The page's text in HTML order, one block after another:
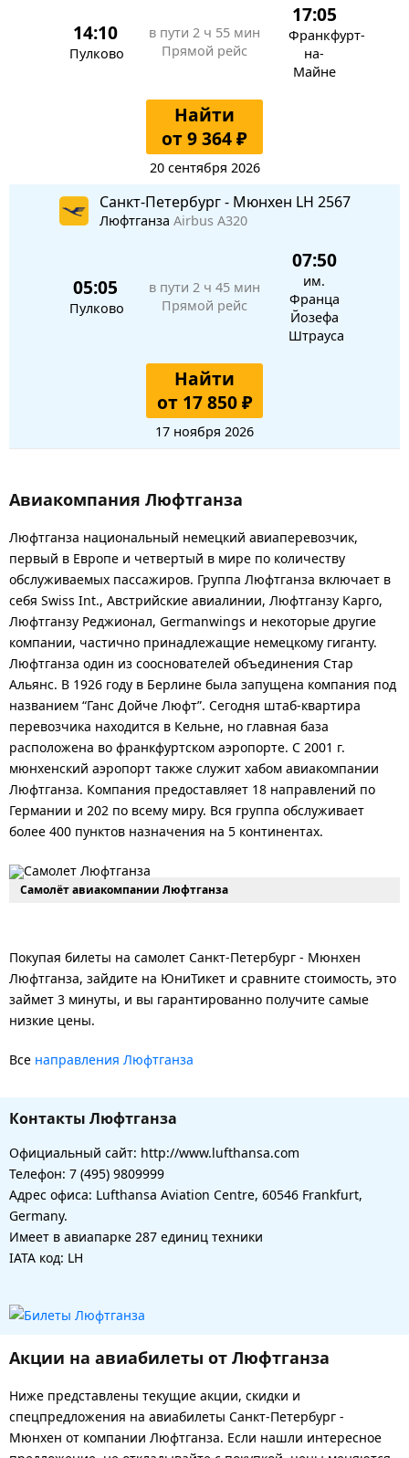
14:10
Пулково
в пути 2 ч 55 мин
Прямой рейс
17:05
Франкфурт-
на-
Майне
Найти
от 9 364 ₽
20 сентября 2026
Санкт-Петербург - Мюнхен LH 2567
Люфтганза Airbus A320
05:05
Пулково
в пути 2 ч 45 мин
Прямой рейс
07:50
им.
Франца
Йозефа
Штрауса
Найти
от 17 850 ₽
17 ноября 2026
Авиакомпания Люфтганза
Люфтганза национальный немецкий авиаперевозчик,
первый в Европе и четвертый в мире по количеству
обслуживаемых пассажиров. Группа Люфтганза включает в
себя Swiss Int., Австрийские авиалинии, Люфтганзу Карго,
Люфтганзу Реджионал, Germanwings и некоторые другие
компании, частично принадлежащие немецкому гиганту.
Люфтганза один из сооснователей объединения Стар
Альянс. В 1926 году в Берлине была запущена компания под
названием “Ганс Дойче Люфт”. Сегодня штаб-квартира
перевозчика находится в Кельне, но главная база
расположена во франкфуртском аэропорте. С 2001 г.
мюнхенский аэропорт также служит хабом авиакомпании
Люфтганза. Компания предоставляет 18 направлений по
Германии и 202 по всему миру. Вся группа обслуживает
более 400 пунктов назначения на 5 континентах.
Самолёт авиакомпании Люфтганза
Покупая билеты на самолет Санкт-Петербург - Мюнхен
Люфтганза, зайдите на ЮниТикет и сравните стоимость, это
займет 3 минуты, и вы гарантированно получите самые
низкие цены.
Все направления Люфтганза
Контакты Люфтганза
Официальный сайт: http://www.lufthansa.com
Телефон: 7 (495) 9809999
Адрес офиса: Lufthansa Aviation Centre, 60546 Frankfurt,
Germany.
Имеет в авиапарке 287 единиц техники
IATA код: LH
Акции на авиабилеты от Люфтганза
Ниже представлены текущие акции, скидки и
спецпредложения на авиабилеты Санкт-Петербург -
Мюнхен от компании Люфтганза. Если нашли интересное